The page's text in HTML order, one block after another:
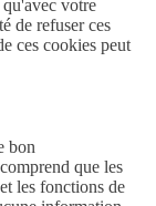
votre
de refuser ces
ces cookies peut
bon
que les
les fonctions de